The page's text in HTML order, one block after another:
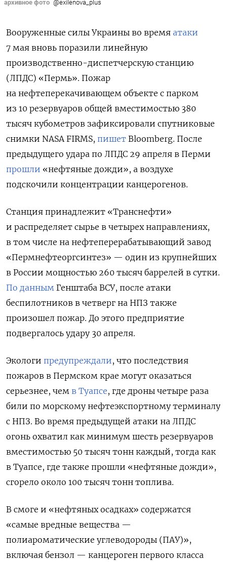
архивное фото @exilenova_plus
Вооруженные силы Украины во время атаки
7 мая вновь поразили линейную
производственно-диспетчерскую станцию
(ЛПДС) «Пермь». Пожар
на нефтеперекачивающем объекте с парком
из 10 резервуаров общей вместимостью 380
тысяч кубометров зафиксировали спутниковые
снимки NASA FIRMS, пишет Bloomberg. После
предыдущего удара по ЛПДС 29 апреля в Перми
прошли «нефтяные дожди», а воздухе
подскочили концентрации канцерогенов.
Станция принадлежит «Транснефти»
и распределяет сырье в четырех направлениях,
в том числе на нефтеперерабатывающий завод
«Пермнефтеоргсинтез» — один из крупнейших
в России мощностью 260 тысяч баррелей в сутки.
По данным Генштаба ВСУ, после атаки
беспилотников в четверг на НПЗ также
произошел пожар. До этого предприятие
подвергалось удару 30 апреля.
Экологи предупреждали, что последствия
пожаров в Пермском крае могут оказаться
серьезнее, чем в Туапсе, где дроны четыре раза
били по морскому нефтеэкспортному терминалу
с НПЗ. Во время предыдущей атаки на ЛПДС
огонь охватил как минимум шесть резервуаров
вместимостью 50 тысяч тонн каждый, тогда как
в Туапсе, где также прошли «нефтяные дожди»,
сгорело около 100 тысяч тонн топлива.
В смоге и «нефтяных осадках» содержатся
«самые вредные вещества —
полиароматические углеводороды (ПАУ)»,
включая бензол — канцероген первого класса